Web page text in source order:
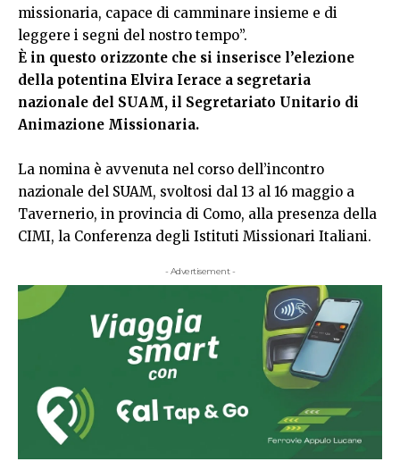
missionaria, capace di camminare insieme e di
leggere i segni del nostro tempo”.
È in questo orizzonte che si inserisce l’elezione
della potentina Elvira Ierace a segretaria
nazionale del SUAM, il Segretariato Unitario di
Animazione Missionaria.
La nomina è avvenuta nel corso dell’incontro
nazionale del SUAM, svoltosi dal 13 al 16 maggio a
Tavernerio, in provincia di Como, alla presenza della
CIMI, la Conferenza degli Istituti Missionari Italiani.
- Advertisement -